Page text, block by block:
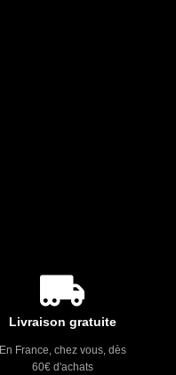
Livraison gratuite
En France, chez vous, dès
60€ d'achats